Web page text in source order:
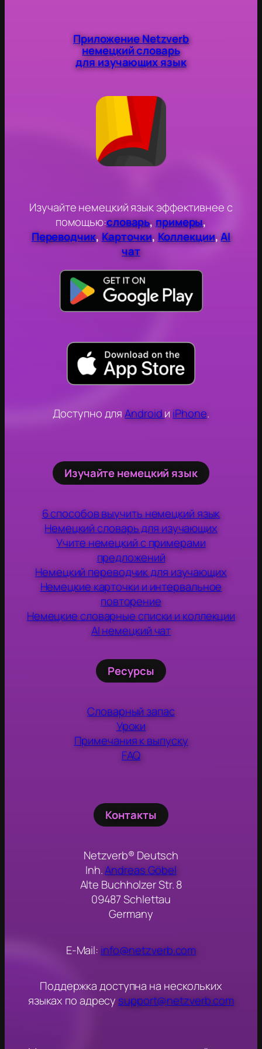
Приложение Netzverb
немецкий словарь
для изучающих язык
Изучайте немецкий язык эффективнее с
помощью:словарь,примеры,
Переводчик, Карточки, Коллекции,AI
чат
Доступно дляAndroidи iPhone.
Изучайте немецкий язык
6 способов выучить немецкий язык
Немецкий словарь для изучающих
Учите немецкий с примерами
предложений
Немецкий переводчик для изучающих
Немецкие карточки и интервальное
повторение
Немецкие словарные списки и коллекции
AI немецкий чат
Ресурсы
Словарный запас
Уроки
Примечания к выпуску
FAQ
Контакты
Netzverb® Deutsch
Inh.Andreas Göbel
Alte Buchholzer Str. 8
09487 Schlettau
Germany
E-Mail: info@netzverb.com
Поддержка доступна на нескольких
языках по адресу support@netzverb.com